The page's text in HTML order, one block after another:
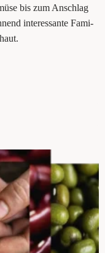
bis zum Anschlag
inter­es­san­te Fami­